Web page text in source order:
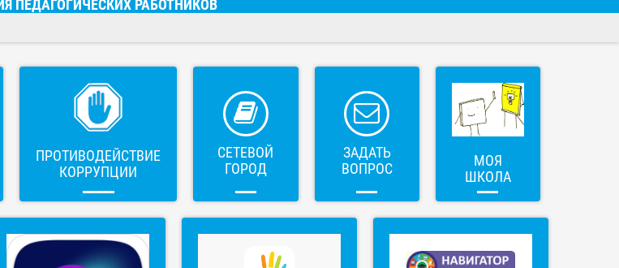
ПЕДАГОГИЧЕСКИХ РАБОТНИКОВ
ПРОТИВОДЕЙСТВИЕ
КОРРУПЦИИ
СЕТЕВОЙ
ГОРОД
ЗАДАТЬ
ВОПРОС
МОЯ
ШКОЛА